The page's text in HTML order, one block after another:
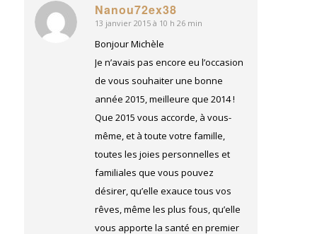
Nanou72ex38
dit
:
13 janvier 2015 à 10 h 26 min
Bonjour Michèle
Je n’avais pas encore eu l’occasion
de vous souhaiter une bonne
année 2015, meilleure que 2014 !
Que 2015 vous accorde, à vous-
même, et à toute votre famille,
toutes les joies personnelles et
familiales que vous pouvez
désirer, qu’elle exauce tous vos
rêves, même les plus fous, qu’elle
vous apporte la santé en premier